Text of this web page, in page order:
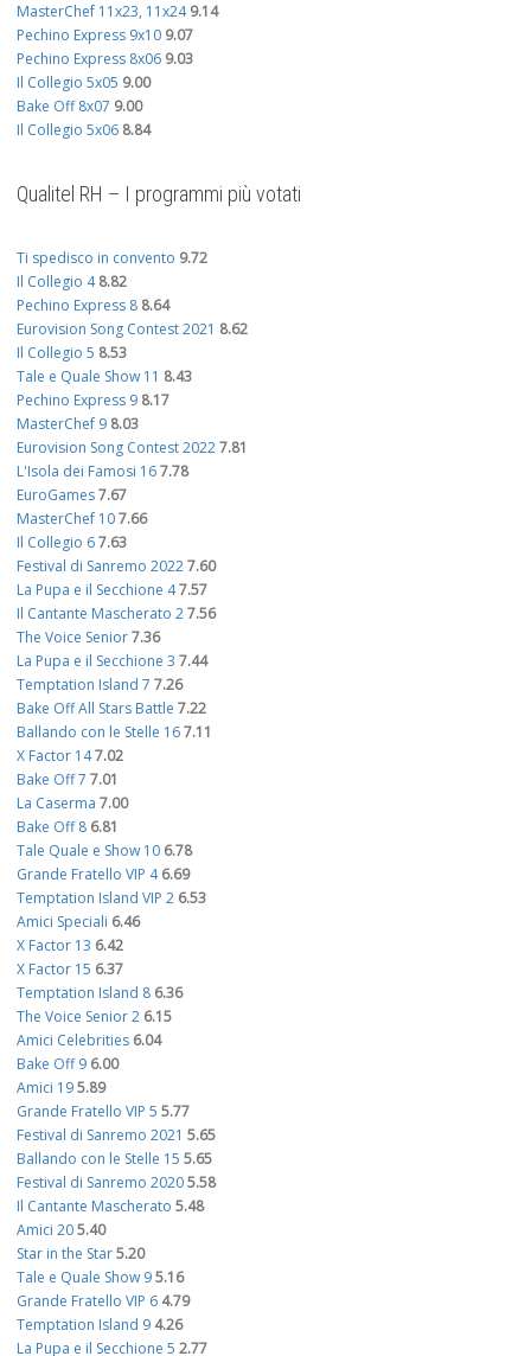
MasterChef 11x23, 11x24 9.14
Pechino Express 9x10 9.07
Pechino Express 8x06 9.03
Il Collegio 5x05 9.00
Bake Off 8x07 9.00
Il Collegio 5x06 8.84
Qualitel RH – I programmi più votati
Ti spedisco in convento 9.72
Il Collegio 4 8.82
Pechino Express 8 8.64
Eurovision Song Contest 2021 8.62
Il Collegio 5 8.53
Tale e Quale Show 11 8.43
Pechino Express 9 8.17
MasterChef 9 8.03
Eurovision Song Contest 20227.81
L'Isola dei Famosi 167.78
EuroGames7.67
MasterChef 107.66
Il Collegio 67.63
Festival di Sanremo 20227.60
La Pupa e il Secchione 47.57
Il Cantante Mascherato 27.56
The Voice Senior7.36
La Pupa e il Secchione 3 7.44
Temptation Island 7 7.26
Bake Off All Stars Battle 7.22
Ballando con le Stelle 167.11
X Factor 147.02
Bake Off 7 7.01
La Caserma 7.00
Bake Off 8 6.81
Tale Quale e Show 10 6.78
Grande Fratello VIP 4 6.69
Temptation Island VIP 2 6.53
Amici Speciali 6.46
X Factor 13 6.42
X Factor 15 6.37
Temptation Island 8 6.36
The Voice Senior 2 6.15
Amici Celebrities 6.04
Bake Off 9 6.00
Amici 195.89
Grande Fratello VIP 5 5.77
Festival di Sanremo 2021 5.65
Ballando con le Stelle 15 5.65
Festival di Sanremo 20205.58
Il Cantante Mascherato 5.48
Amici 205.40
Star in the Star5.20
Tale e Quale Show 95.16
Grande Fratello VIP 6 4.79
Temptation Island 9 4.26
La Pupa e il Secchione 5 2.77